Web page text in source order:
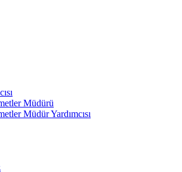
Müdürü
Müdür Yardımcısı